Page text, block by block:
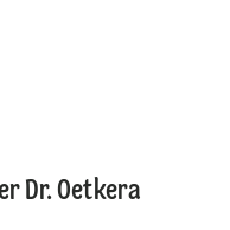
Dr. Oetkera